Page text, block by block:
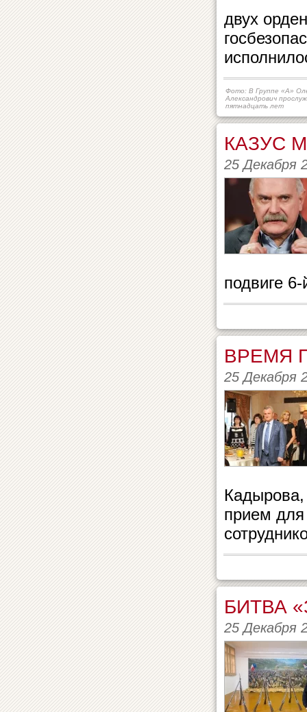
двух
Фото: В Группе «А»
Александрович
пятнадцать лет
КАЗУС
25 Декабря
подвиге
ВРЕМЯ
25 Декабря
прием для
БИТВА
25 Декабря